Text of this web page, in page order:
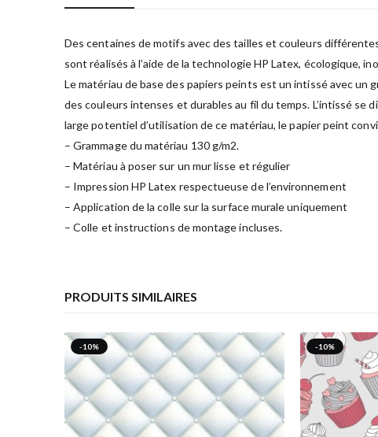
Des centaines de motifs avec des tailles et couleurs
sont réalisés à l’aide de la technologie HP Latex, écologique,
Le matériau de base des papiers peints est un intissé avec un
des couleurs intenses et durables au fil du temps. L’intissé se
large potentiel d’utilisation de ce matériau, le papier peint
– Grammage du matériau 130 g/m2.
– Matériau à poser sur un mur lisse et régulier
– Impression HP Latex respectueuse de l’environnement
– Application de la colle sur la surface murale uniquement
– Colle et instructions de montage incluses.
PRODUITS SIMILAIRES
-10% -10%